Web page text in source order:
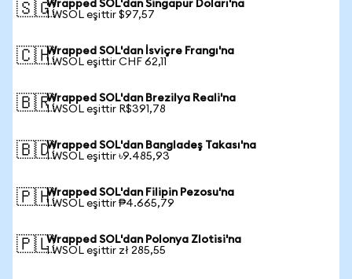
🇸🇬Wrapped SOL'dan Singapur Doları'na
1 WSOL eşittir $97,57
🇨🇭Wrapped SOL'dan İsviçre Frangı'na
1 WSOL eşittir CHF 62,11
🇧🇷Wrapped SOL'dan Brezilya Reali'na
1 WSOL eşittir R$391,78
🇧🇩Wrapped SOL'dan Bangladeş Takası'na
1 WSOL eşittir ৳9.485,93
🇵🇭Wrapped SOL'dan Filipin Pezosu'na
1 WSOL eşittir ₱4.665,79
🇵🇱Wrapped SOL'dan Polonya Zlotisi'na
1 WSOL eşittir zł 285,55